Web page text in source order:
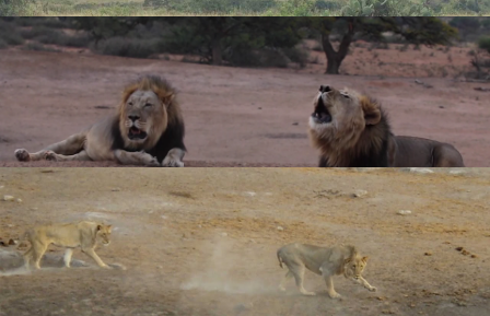
Leer más© Caters News
4. Una rinoceronte atascada en un lago pelea
contra una manada de leones
Leer más © Caters News
5. Una mujer acaricía a un gigantesco león
como si se tratase de un gatito